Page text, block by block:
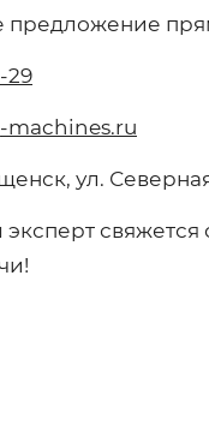
предложение
29
machines.ru
ул.